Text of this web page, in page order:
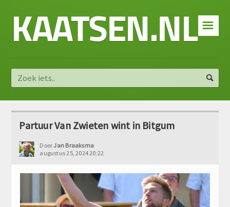
☰
KAATSEN.NL
Partuur Van Zwieten wint in Bitgum
DoorJan Braaksma
augustus 25, 2024 20:22